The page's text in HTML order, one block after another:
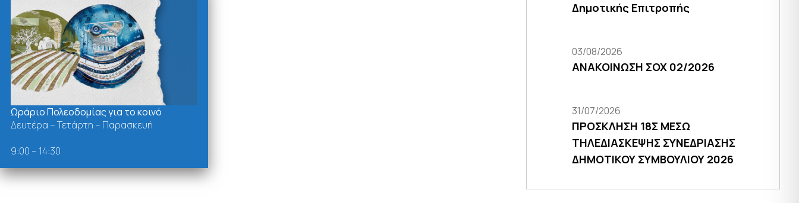
Δημοτικής Επιτροπής
03/08/2026
ΑΝΑΚΟΙΝΩΣΗ ΣΟΧ 02/2026
31/07/2026
ΠΡΟΣΚΛΗΣΗ 18Σ ΜΕΣΩ
ΤΗΛΕΔΙΑΣΚΕΨΗΣ ΣΥΝΕΔΡΙΑΣΗΣ
ΔΗΜΟΤΙΚΟΥ ΣΥΜΒΟΥΛΙΟΥ 2026
Ωράριο Πολεοδομίας για το κοινό
Δευτέρα – Τετάρτη – Παρασκευή
9:00 – 14:30